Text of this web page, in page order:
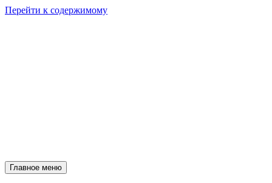
Перейти к содержимому
Главное меню